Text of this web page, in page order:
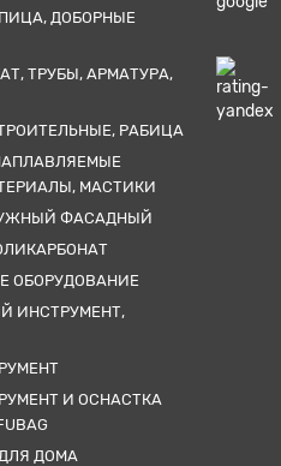
ДОБОРНЫЕ
ТРУБЫ, АРМАТУРА,
РАБИЦА
МАСТИКИ
ФАСАДНЫЙ
ОБОРУДОВАНИЕ
ИНСТРУМЕНТ,
И ОСНАСТКА
ДОМА